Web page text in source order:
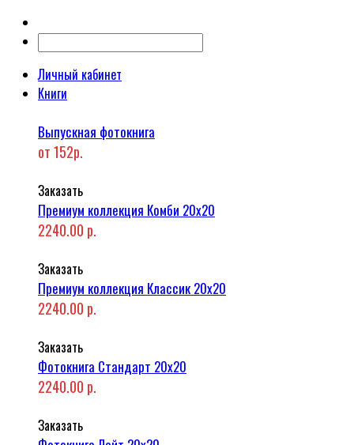
Личный кабинет
Книги
Выпускная фотокнига
от 152р.
Заказать
Премиум коллекция Комби 20x20
2240.00 р.
Заказать
Премиум коллекция Классик 20x20
2240.00 р.
Заказать
Фотокнига Стандарт 20x20
2240.00 р.
Заказать